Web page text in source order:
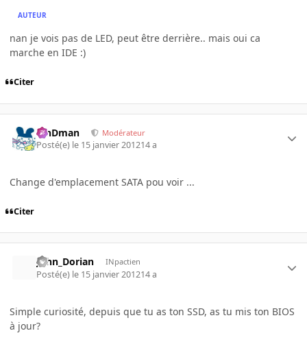
AUTEUR
nan je vois pas de LED, peut être derrière.. mais oui ca
marche en IDE :)
Citer
RinDman Modérateur
Posté(e) le 15 janvier 201214 a
Change d'emplacement SATA pou voir ...
Citer
John_Dorian INpactien
Posté(e) le 15 janvier 201214 a
Simple curiosité, depuis que tu as ton SSD, as tu mis ton BIOS
à jour?